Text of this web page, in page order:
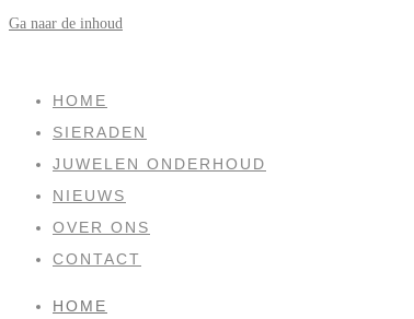
Ga naar de inhoud
HOME
SIERADEN
JUWELEN ONDERHOUD
NIEUWS
OVER ONS
CONTACT
HOME
SOLD